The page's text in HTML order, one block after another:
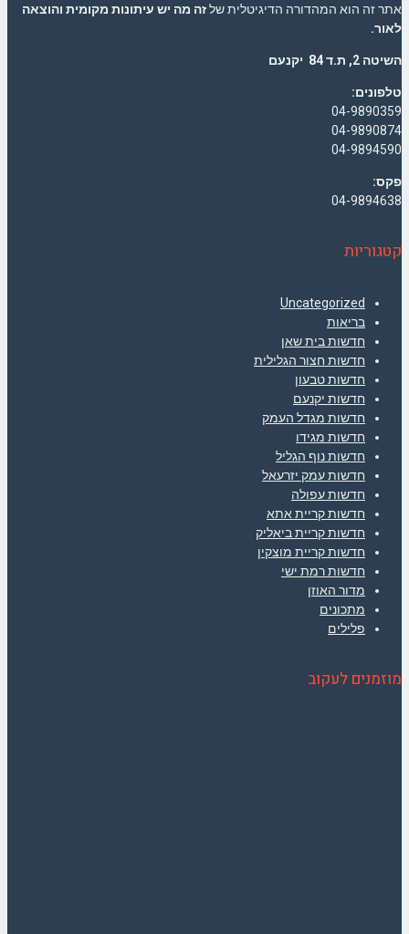
אתר זה הוא המהדורה הדיגיטלית שלזה מה יש עיתונות מקומית והוצאה
לאור.
השיטה 2, ת.ד 84 יקנעם
טלפונים:
04-9890359
04-9890874
04-9894590
פקס:
04-9894638
קטגוריות
Uncategorized
בריאות
חדשות בית שאן
חדשות חצור הגלילית
חדשות טבעון
חדשות יקנעם
חדשות מגדל העמק
חדשות מגידו
חדשות נוף הגליל
חדשות עמק יזרעאל
חדשות עפולה
חדשות קריית אתא
חדשות קריית ביאליק
חדשות קריית מוצקין
חדשות רמת ישי
מדור האוזן
מתכונים
פלילים
מוזמנים לעקוב